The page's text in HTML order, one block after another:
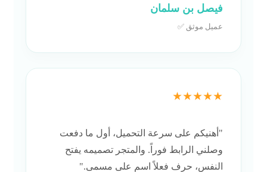
فيصل بن سلمان
عميل موثق ✅
★★★★★
"أهنيكم على سرعة التحميل، أول ما دفعت
وصلني الرابط فوراً. والمتجر تصميمه يفتح
النفس، حرف فعلاً اسم على مسمى."